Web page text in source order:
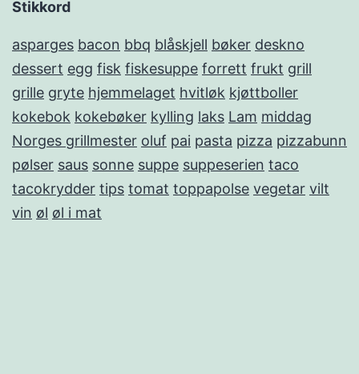
Stikkord
asparges bacon bbq blåskjell bøker deskno
dessert egg fisk fiskesuppe forrett frukt grill
grille gryte hjemmelaget hvitløk kjøttboller
kokebok kokebøker kylling laks Lam middag
Norges grillmester oluf pai pasta pizza pizzabunn
pølser saus sonne suppe suppeserien taco
tacokrydder tips tomat toppapolse vegetar vilt
vin øl øl i mat